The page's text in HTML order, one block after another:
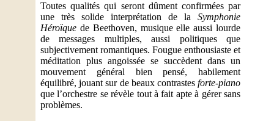
Toutes qualités qui seront dûment confirmées par
une très solide interprétation de la Symphonie
Héroïque de Beethoven, musique elle aussi lourde
de messages multiples, aussi politiques que
subjectivement romantiques. Fougue enthousiaste et
méditation plus angoissée se succèdent dans un
mouvement général bien pensé, habilement
équilibré, jouant sur de beaux contrastes forte-piano
que l’orchestre se révèle tout à fait apte à gérer sans
problèmes.